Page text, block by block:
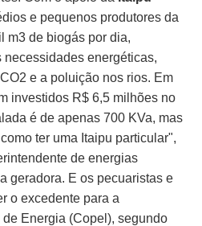
e pequenos produtores da
m3 de biogás por dia,
energéticas,
e a poluição nos rios. Em
investidos R$ 6,5 milhões no
é de apenas 700 KVa, mas
ter uma Itaipu particular",
de energias
geradora. E os pecuaristas e
o excedente para a
Energia (Copel), segundo